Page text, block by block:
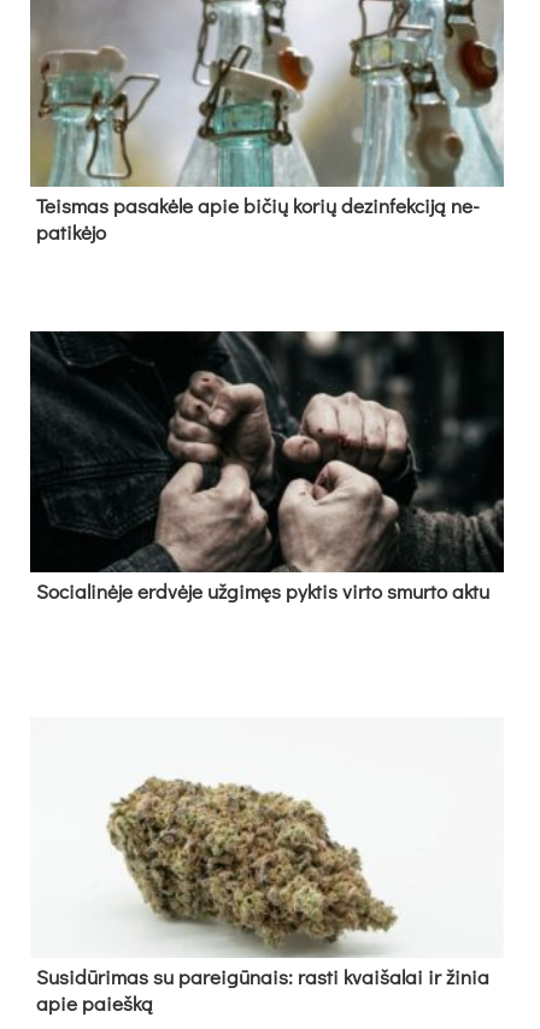
Teis­mas pa­sa­kė­le apie bi­čių ko­rių de­zin­fek­ci­ją ne­
pa­ti­kė­jo
So­cia­li­nė­je erd­vė­je už­gi­męs pyk­tis vir­to smur­to ak­tu
Su­si­dū­ri­mas su pa­rei­gū­nais: ras­ti kvai­ša­lai ir ži­nia
apie paieš­ką